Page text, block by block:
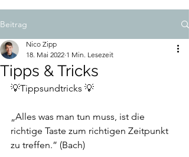
Beitrag
Tipps & Tricks
Nico Zipp
18. Mai 2022 1 Min. Lesezeit
💡Tippsundtricks 💡
„Alles was man tun muss, ist die
richtige Taste zum richtigen Zeitpunkt
zu treffen.” (Bach)